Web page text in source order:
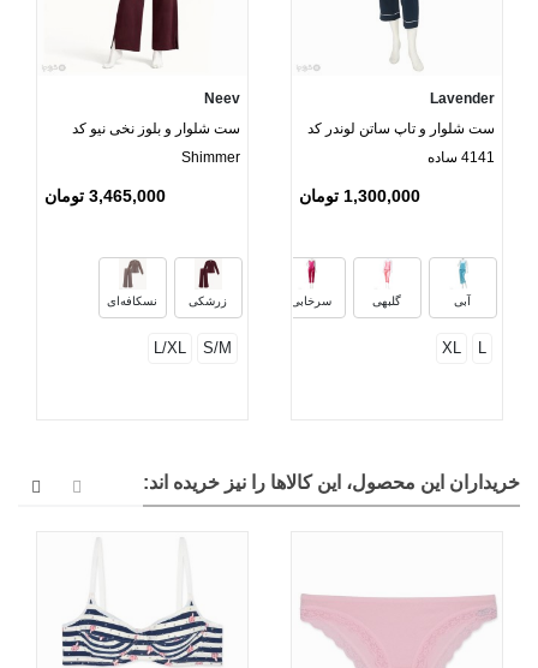
Lavender
ست شلوار و تاپ ساتن لوندر کد
4141 ساده
1,300,000 تومان
آبی گلبهی سرخابی
سرمه‌ای نقره‌ای
L
XL
Neev
ست شلوار و بلوز نخی نیو کد
Shimmer
3,465,000 تومان
زرشکی نسکافه‌ای
S/M
L/XL
خریداران این محصول، این کالاها را نیز خریده اند: